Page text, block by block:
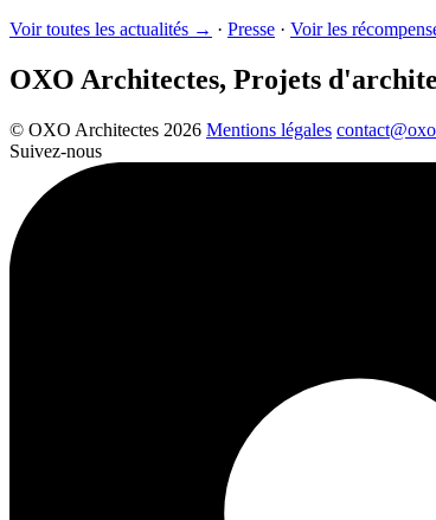
Voir toutes les actualités → · Presse · Voir les
OXO Architectes, Projets
© OXO Architectes 2026 Mentions légales
Suivez-nous